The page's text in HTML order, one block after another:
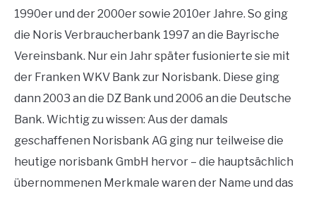
1990er und der 2000er sowie 2010er Jahre. So ging
die Noris Verbraucherbank 1997 an die Bayrische
Vereinsbank. Nur ein Jahr später fusionierte sie mit
der Franken WKV Bank zur Norisbank. Diese ging
dann 2003 an die DZ Bank und 2006 an die Deutsche
Bank. Wichtig zu wissen: Aus der damals
geschaffenen Norisbank AG ging nur teilweise die
heutige norisbank GmbH hervor – die hauptsächlich
übernommenen Merkmale waren der Name und das